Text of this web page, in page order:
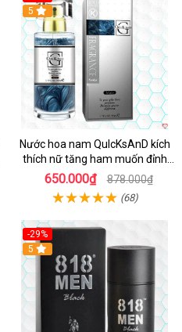
5
Nước hoa nam QuIcKsAnD kích
thích nữ tăng ham muốn đỉnh
cao
650.000₫ 878.000₫
(68)
-29%
5